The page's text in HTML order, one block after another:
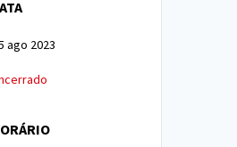
ago 2023